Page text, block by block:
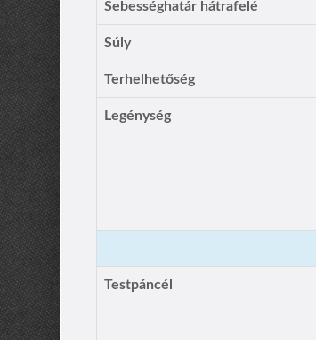
Sebességhatár hátrafelé
Súly
Terhelhetőség
Legénység
Testpáncél